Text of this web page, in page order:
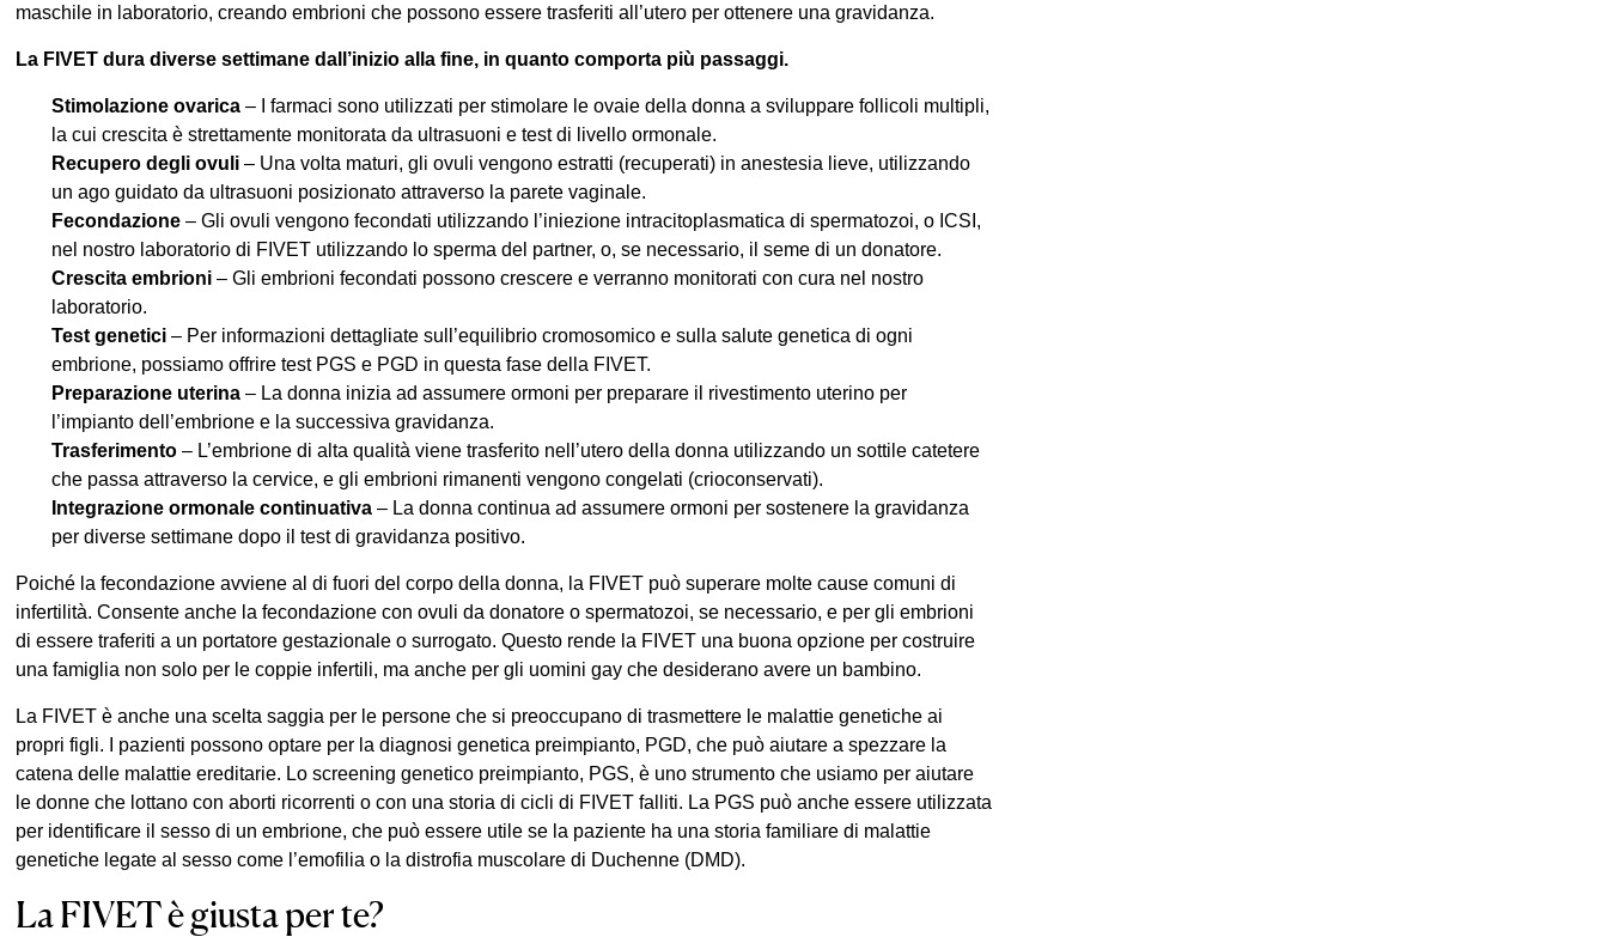
maschile in laboratorio, creando embrioni che possono essere trasferiti all’utero per ottenere una gravidanza.
La FIVET dura diverse settimane dall’inizio alla fine, in quanto comporta più passaggi.
Stimolazione ovarica – I farmaci sono utilizzati per stimolare le ovaie della donna a sviluppare follicoli multipli,
la cui crescita è strettamente monitorata da ultrasuoni e test di livello ormonale.
Recupero degli ovuli – Una volta maturi, gli ovuli vengono estratti (recuperati) in anestesia lieve, utilizzando
un ago guidato da ultrasuoni posizionato attraverso la parete vaginale.
Fecondazione – Gli ovuli vengono fecondati utilizzando l’iniezione intracitoplasmatica di spermatozoi, o ICSI,
nel nostro laboratorio di FIVET utilizzando lo sperma del partner, o, se necessario, il seme di un donatore.
Crescita embrioni – Gli embrioni fecondati possono crescere e verranno monitorati con cura nel nostro
laboratorio.
Test genetici – Per informazioni dettagliate sull’equilibrio cromosomico e sulla salute genetica di ogni
embrione, possiamo offrire test PGS e PGD in questa fase della FIVET.
Preparazione uterina – La donna inizia ad assumere ormoni per preparare il rivestimento uterino per
l’impianto dell’embrione e la successiva gravidanza.
Trasferimento – L’embrione di alta qualità viene trasferito nell’utero della donna utilizzando un sottile catetere
che passa attraverso la cervice, e gli embrioni rimanenti vengono congelati (crioconservati).
Integrazione ormonale continuativa – La donna continua ad assumere ormoni per sostenere la gravidanza
per diverse settimane dopo il test di gravidanza positivo.
Poiché la fecondazione avviene al di fuori del corpo della donna, la FIVET può superare molte cause comuni di
infertilità. Consente anche la fecondazione con ovuli da donatore o spermatozoi, se necessario, e per gli embrioni
di essere traferiti a un portatore gestazionale o surrogato. Questo rende la FIVET una buona opzione per costruire
una famiglia non solo per le coppie infertili, ma anche per gli uomini gay che desiderano avere un bambino.
La FIVET è anche una scelta saggia per le persone che si preoccupano di trasmettere le malattie genetiche ai
propri figli. I pazienti possono optare per la diagnosi genetica preimpianto, PGD, che può aiutare a spezzare la
catena delle malattie ereditarie. Lo screening genetico preimpianto, PGS, è uno strumento che usiamo per aiutare
le donne che lottano con aborti ricorrenti o con una storia di cicli di FIVET falliti. La PGS può anche essere utilizzata
per identificare il sesso di un embrione, che può essere utile se la paziente ha una storia familiare di malattie
genetiche legate al sesso come l’emofilia o la distrofia muscolare di Duchenne (DMD).
La FIVET è giusta per te?